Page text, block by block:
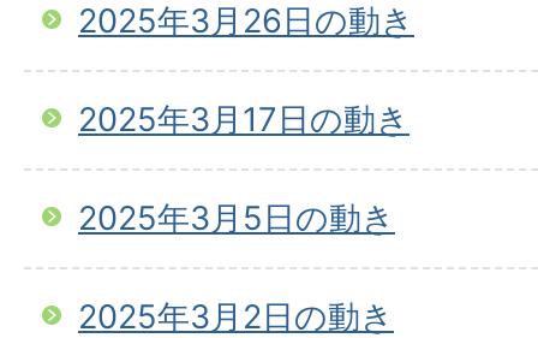
2025年3月26日の動き
2025年3月17日の動き
2025年3月5日の動き
2025年3月2日の動き